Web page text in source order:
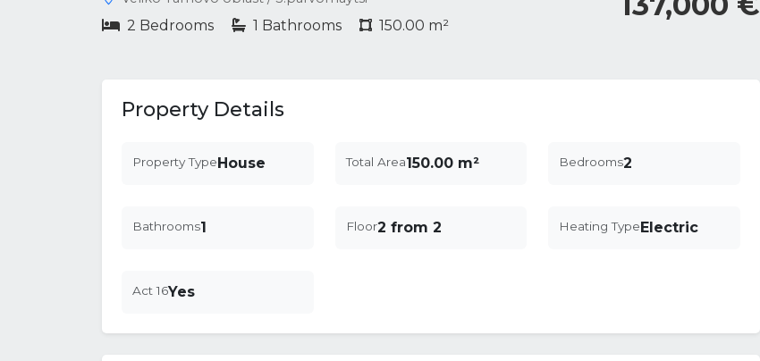
2 Bedrooms 1 Bathrooms 150.00 m²
Property Details
Property TypeHouse Total Area150.00 m² Bedrooms2
Bathrooms1 Floor2 from 2 Heating TypeElectric
Act 16Yes